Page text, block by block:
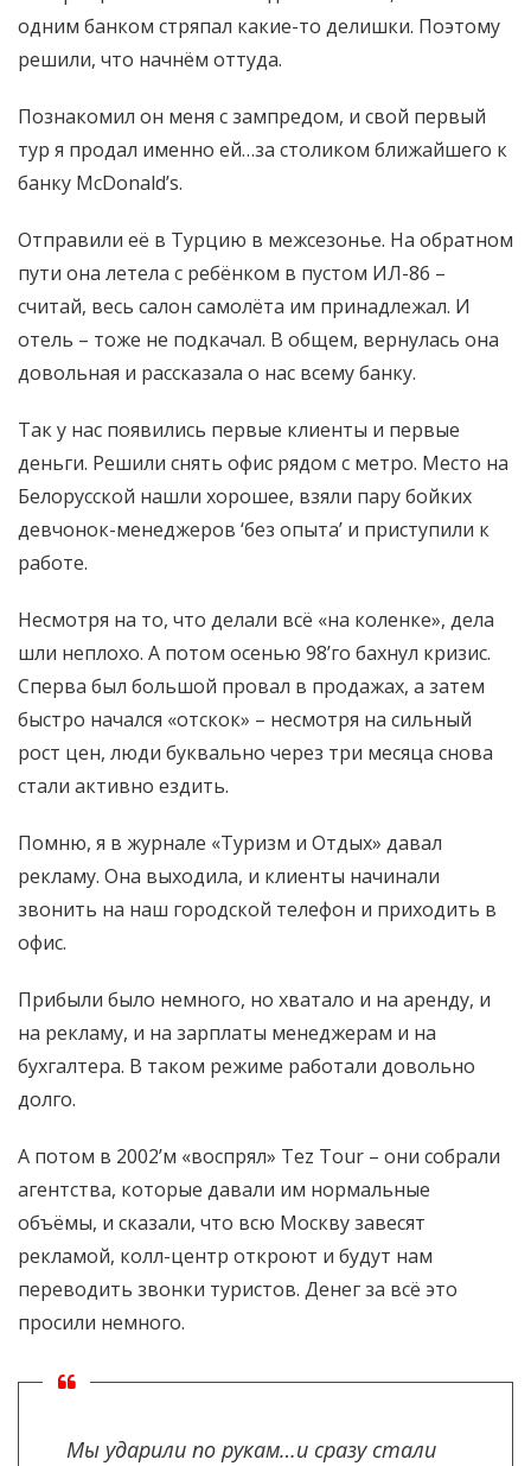
одним банком стряпал какие-то делишки. Поэтому
решили, что начнём оттуда.
Познакомил он меня с зампредом, и свой первый
тур я продал именно ей…за столиком ближайшего к
банку McDonald’s.
Отправили её в Турцию в межсезонье. На обратном
пути она летела с ребёнком в пустом ИЛ-86 –
считай, весь салон самолёта им принадлежал. И
отель – тоже не подкачал. В общем, вернулась она
довольная и рассказала о нас всему банку.
Так у нас появились первые клиенты и первые
деньги. Решили снять офис рядом с метро. Место на
Белорусской нашли хорошее, взяли пару бойких
девчонок-менеджеров ‘без опыта’ и приступили к
работе.
Несмотря на то, что делали всё «на коленке», дела
шли неплохо. А потом осенью 98’го бахнул кризис.
Сперва был большой провал в продажах, а затем
быстро начался «отскок» – несмотря на сильный
рост цен, люди буквально через три месяца снова
стали активно ездить.
Помню, я в журнале «Туризм и Отдых» давал
рекламу. Она выходила, и клиенты начинали
звонить на наш городской телефон и приходить в
офис.
Прибыли было немного, но хватало и на аренду, и
на рекламу, и на зарплаты менеджерам и на
бухгалтера. В таком режиме работали довольно
долго.
А потом в 2002’м «воспрял» Tez Tour – они собрали
агентства, которые давали им нормальные
объёмы, и сказали, что всю Москву завесят
рекламой, колл-центр откроют и будут нам
переводить звонки туристов. Денег за всё это
просили немного.
Мы ударили по рукам…и сразу стали